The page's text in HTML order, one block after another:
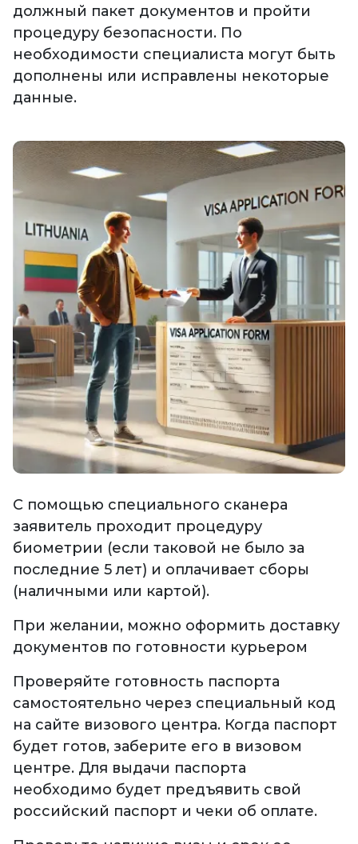
должный пакет документов и пройти
процедуру безопасности. По
необходимости специалиста могут быть
дополнены или исправлены некоторые
данные.
С помощью специального сканера
заявитель проходит процедуру
биометрии (если таковой не было за
последние 5 лет) и оплачивает сборы
(наличными или картой).
При желании, можно оформить доставку
документов по готовности курьером
Проверяйте готовность паспорта
самостоятельно через специальный код
на сайте визового центра. Когда паспорт
будет готов, заберите его в визовом
центре. Для выдачи паспорта
необходимо будет предъявить свой
российский паспорт и чеки об оплате.